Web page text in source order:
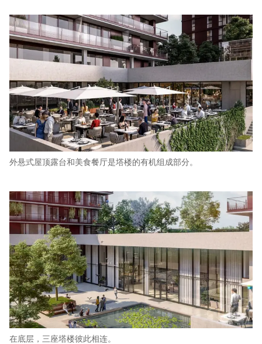
外悬式屋顶露台和美食餐厅是塔楼的有机组成部分。
在底层，三座塔楼彼此相连。